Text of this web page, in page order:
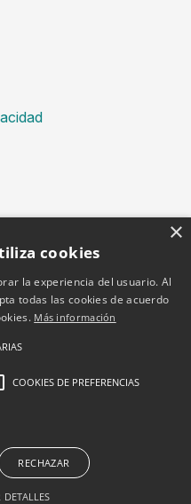
×
cookies
la experiencia del usuario. Al
todas las cookies de acuerdo
Más información
COOKIES DE PREFERENCIAS
RECHAZAR
DETALLES